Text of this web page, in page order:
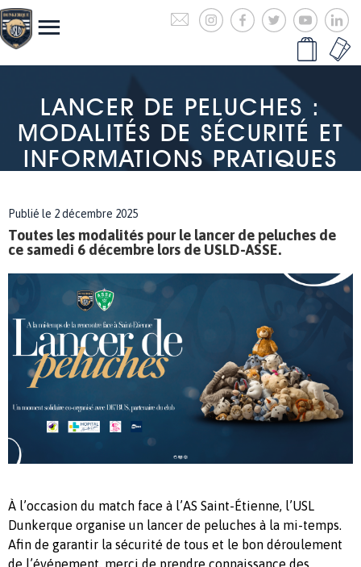
LANCER DE PELUCHES :
MODALITÉS DE SÉCURITÉ ET
INFORMATIONS PRATIQUES
Publié le 2 décembre 2025
Toutes les modalités pour le lancer de peluches de
ce samedi 6 décembre lors de USLD-ASSE.
À l’occasion du match face à l’AS Saint-Étienne, l’USL
Dunkerque organise un lancer de peluches à la mi-temps.
Afin de garantir la sécurité de tous et le bon déroulement
de l’événement, merci de prendre connaissance des